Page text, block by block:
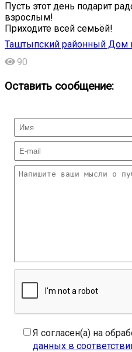
Пусть этот день подарит
взрослым!
Приходите всей семьёй!
Таштыпский районный Дом
90
Оставить сообщение:
Я согласен(а) на
данных в